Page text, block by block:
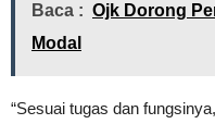
Baca : Ojk Dorong
Modal
“Sesuai tugas dan